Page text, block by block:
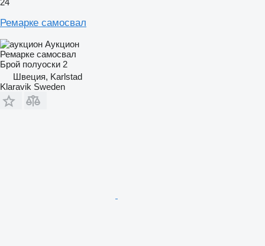
Ремарке самосвал
Аукцион
Ремарке самосвал
Брой полуоски 2
Швеция, Karlstad
Klaravik Sweden